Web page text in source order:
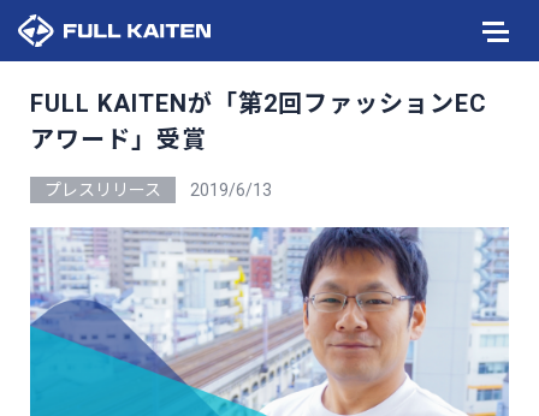
FULL KAITENが「第2回ファッションEC
アワード」受賞
プレスリリース 2019/6/13